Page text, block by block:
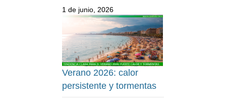
1 de junio, 2026
Verano 2026: calor
persistente y tormentas